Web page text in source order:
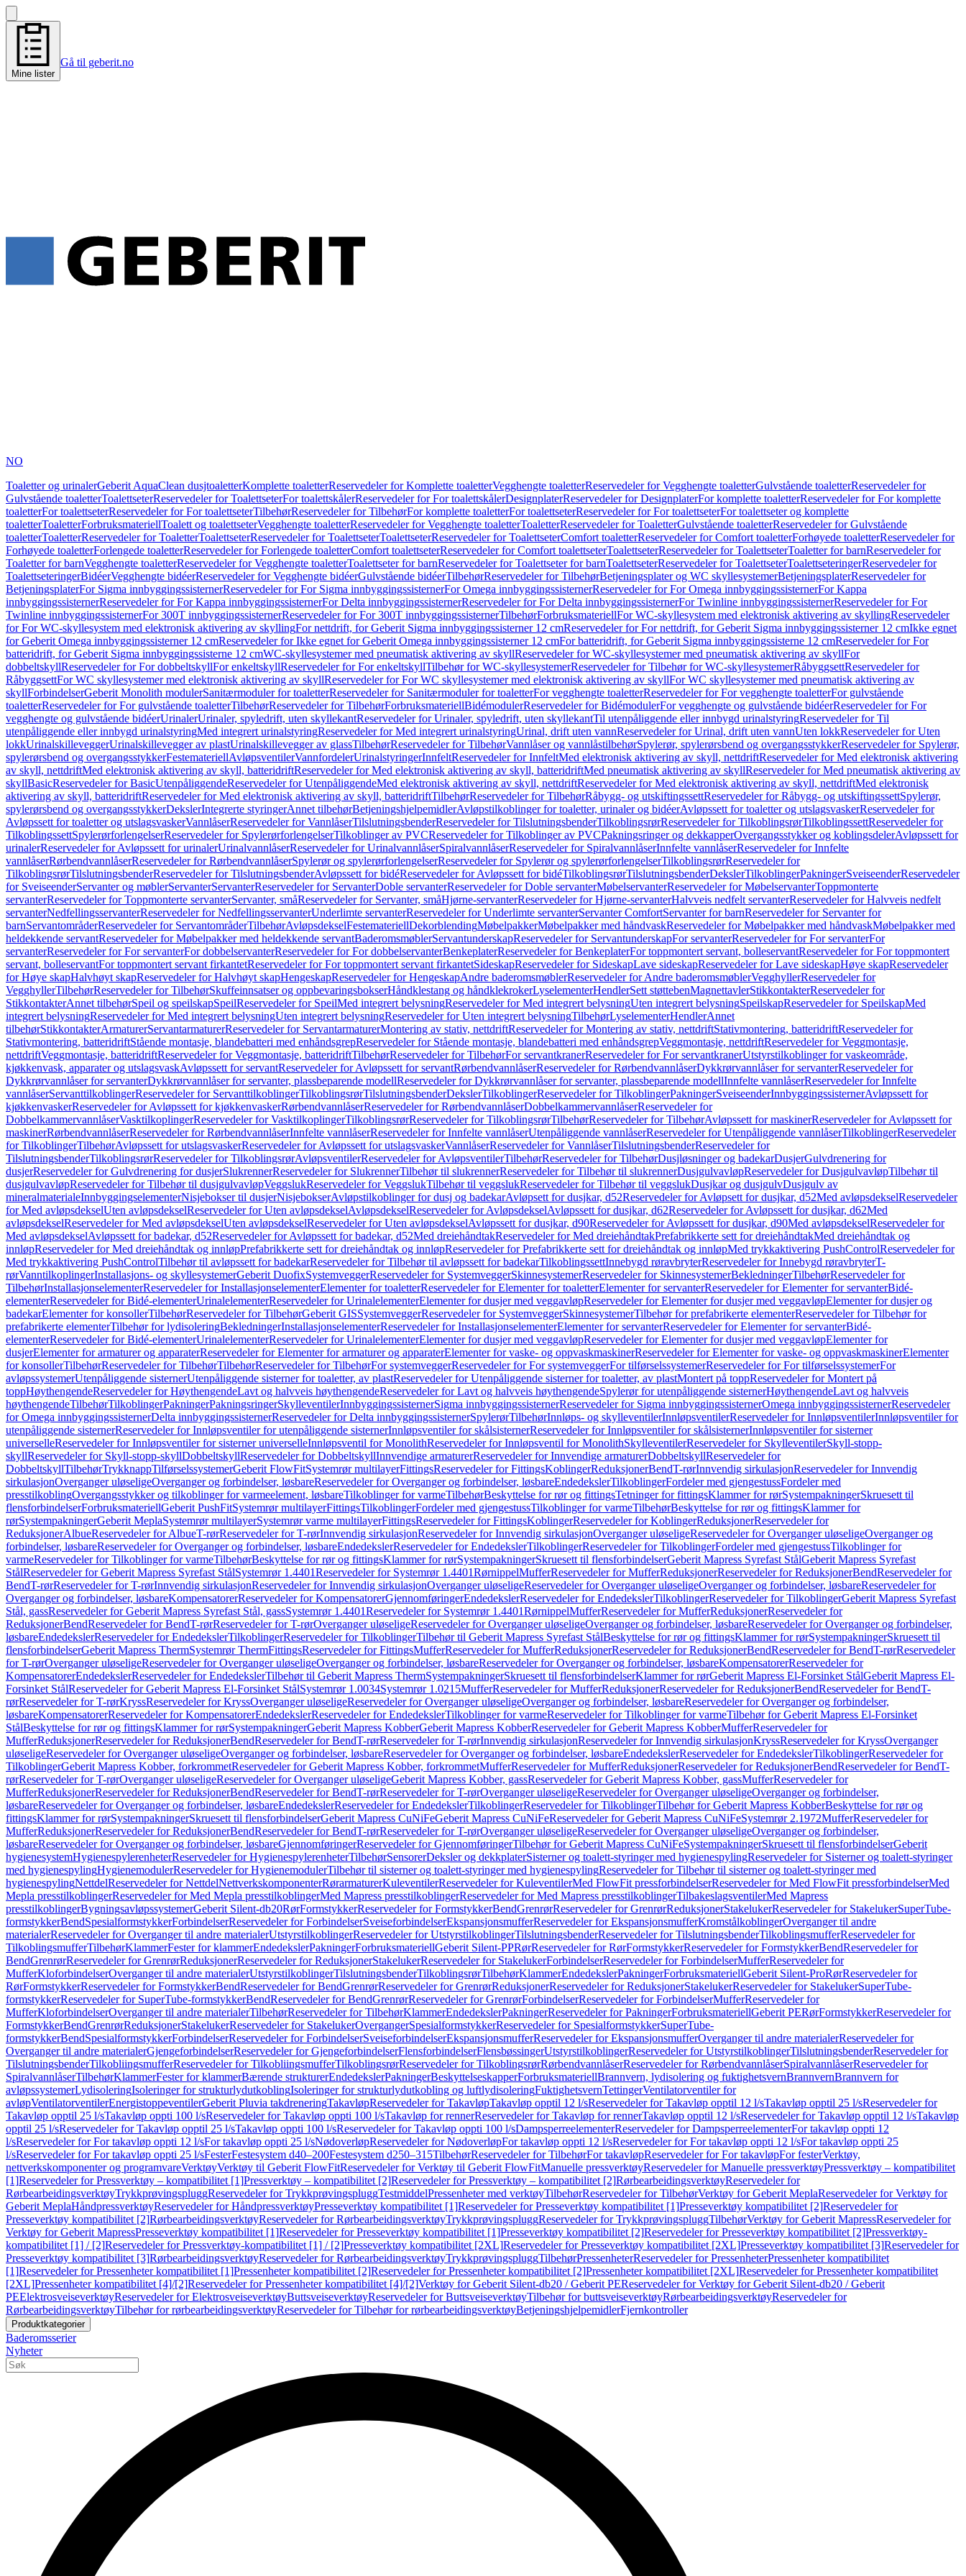
Mine lister
Gå til geberit.no
NO
Toaletter og urinalerGeberit AquaClean dusjtoaletterKomplette toaletterReservedeler for Komplette toaletterVegghengte toaletterReservedeler for Vegghengte toaletterGulvstående toaletterReservedeler for
Gulvstående toaletterToalettseterReservedeler for ToalettseterFor toalettskålerReservedeler for For toalettskålerDesignplaterReservedeler for DesignplaterFor komplette toaletterReservedeler for For komplette
toaletterFor toalettseterReservedeler for For toalettseterTilbehørReservedeler for TilbehørFor komplette toaletterFor toalettseterReservedeler for For toalettseterFor toalettseter og komplette
toaletterToaletterForbruksmateriellToalett og toalettseterVegghengte toaletterReservedeler for Vegghengte toaletterToaletterReservedeler for ToaletterGulvstående toaletterReservedeler for Gulvstående
toaletterToaletterReservedeler for ToaletterToalettseterReservedeler for ToalettseterToalettseterReservedeler for ToalettseterComfort toaletterReservedeler for Comfort toaletterForhøyede toaletterReservedeler for
Forhøyede toaletterForlengede toaletterReservedeler for Forlengede toaletterComfort toalettseterReservedeler for Comfort toalettseterToalettseterReservedeler for ToalettseterToaletter for barnReservedeler for
Toaletter for barnVegghengte toaletterReservedeler for Vegghengte toaletterToalettseter for barnReservedeler for Toalettseter for barnToalettseterReservedeler for ToalettseterToalettseteringerReservedeler for
ToalettseteringerBidéerVegghengte bidéerReservedeler for Vegghengte bidéerGulvstående bidéerTilbehørReservedeler for TilbehørBetjeningsplater og WC skyllesystemerBetjeningsplaterReservedeler for
BetjeningsplaterFor Sigma innbyggingssisternerReservedeler for For Sigma innbyggingssisternerFor Omega innbyggingssisternerReservedeler for For Omega innbyggingssisternerFor Kappa
innbyggingssisternerReservedeler for For Kappa innbyggingssisternerFor Delta innbyggingssisternerReservedeler for For Delta innbyggingssisternerFor Twinline innbyggingssisternerReservedeler for For
Twinline innbyggingssisternerFor 300T innbyggingssisternerReservedeler for For 300T innbyggingssisternerTilbehørForbruksmateriellFor WC-skyllesystem med elektronisk aktivering av skyllingReservedeler
for For WC-skyllesystem med elektronisk aktivering av skyllingFor nettdrift, for Geberit Sigma innbyggingssisterner 12 cmReservedeler for For nettdrift, for Geberit Sigma innbyggingssisterner 12 cmIkke egnet
for Geberit Omega innbyggingssisterner 12 cmReservedeler for Ikke egnet for Geberit Omega innbyggingssisterner 12 cmFor batteridrift, for Geberit Sigma innbyggingssisterne 12 cmReservedeler for For
batteridrift, for Geberit Sigma innbyggingssisterne 12 cmWC-skyllesystemer med pneumatisk aktivering av skyllReservedeler for WC-skyllesystemer med pneumatisk aktivering av skyllFor
dobbeltskyllReservedeler for For dobbeltskyllFor enkeltskyllReservedeler for For enkeltskyllTilbehør for WC-skyllesystemerReservedeler for Tilbehør for WC-skyllesystemerRåbyggsettReservedeler for
RåbyggsettFor WC skyllesystemer med elektronisk aktivering av skyllReservedeler for For WC skyllesystemer med elektronisk aktivering av skyllFor WC skyllesystemer med pneumatisk aktivering av
skyllForbindelserGeberit Monolith modulerSanitærmoduler for toaletterReservedeler for Sanitærmoduler for toaletterFor vegghengte toaletterReservedeler for For vegghengte toaletterFor gulvstående
toaletterReservedeler for For gulvstående toaletterTilbehørReservedeler for TilbehørForbruksmateriellBidémodulerReservedeler for BidémodulerFor vegghengte og gulvstående bidéerReservedeler for For
vegghengte og gulvstående bidéerUrinalerUrinaler, spyledrift, uten skyllekantReservedeler for Urinaler, spyledrift, uten skyllekantTil utenpåliggende eller innbygd urinalstyringReservedeler for Til
utenpåliggende eller innbygd urinalstyringMed integrert urinalstyringReservedeler for Med integrert urinalstyringUrinal, drift uten vannReservedeler for Urinal, drift uten vannUten lokkReservedeler for Uten
lokkUrinalskilleveggerUrinalskillevegger av plastUrinalskillevegger av glassTilbehørReservedeler for TilbehørVannlåser og vannlåstilbehørSpylerør, spylerørsbend og overgangsstykkerReservedeler for Spylerør,
spylerørsbend og overgangsstykkerFestemateriellAvløpsventilerVannfordelerUrinalstyringerInnfeltReservedeler for InnfeltMed elektronisk aktivering av skyll, nettdriftReservedeler for Med elektronisk aktivering
av skyll, nettdriftMed elektronisk aktivering av skyll, batteridriftReservedeler for Med elektronisk aktivering av skyll, batteridriftMed pneumatisk aktivering av skyllReservedeler for Med pneumatisk aktivering av
skyllBasicReservedeler for BasicUtenpåliggendeReservedeler for UtenpåliggendeMed elektronisk aktivering av skyll, nettdriftReservedeler for Med elektronisk aktivering av skyll, nettdriftMed elektronisk
aktivering av skyll, batteridriftReservedeler for Med elektronisk aktivering av skyll, batteridriftTilbehørReservedeler for TilbehørRåbygg- og utskiftingssettReservedeler for Råbygg- og utskiftingssettSpylerør,
spylerørsbend og overgangsstykkerDekslerIntegrerte styringerAnnet tilbehørBetjeningshjelpemidlerAvløpstilkoblinger for toaletter, urinaler og bidéerAvløpssett for toaletter og utslagsvaskerReservedeler for
Avløpssett for toaletter og utslagsvaskerVannlåserReservedeler for VannlåserTilslutningsbenderReservedeler for TilslutningsbenderTilkoblingsrørReservedeler for TilkoblingsrørTilkoblingssettReservedeler for
TilkoblingssettSpylerørforlengelserReservedeler for SpylerørforlengelserTilkoblinger av PVCReservedeler for Tilkoblinger av PVCPakningsringer og dekkapperOvergangsstykker og koblingsdelerAvløpssett for
urinalerReservedeler for Avløpssett for urinalerUrinalvannlåserReservedeler for UrinalvannlåserSpiralvannlåserReservedeler for SpiralvannlåserInnfelte vannlåserReservedeler for Innfelte
vannlåserRørbendvannlåserReservedeler for RørbendvannlåserSpylerør og spylerørforlengelserReservedeler for Spylerør og spylerørforlengelserTilkoblingsrørReservedeler for
TilkoblingsrørTilslutningsbenderReservedeler for TilslutningsbenderAvløpssett for bidéReservedeler for Avløpssett for bidéTilkoblingsrørTilslutningsbenderDekslerTilkoblingerPakningerSveiseenderReservedeler
for SveiseenderServanter og møblerServanterServanterReservedeler for ServanterDoble servanterReservedeler for Doble servanterMøbelservanterReservedeler for MøbelservanterToppmonterte
servanterReservedeler for Toppmonterte servanterServanter, småReservedeler for Servanter, småHjørne-servanterReservedeler for Hjørne-servanterHalvveis nedfelt servanterReservedeler for Halvveis nedfelt
servanterNedfellingsservanterReservedeler for NedfellingsservanterUnderlimte servanterReservedeler for Underlimte servanterServanter ComfortServanter for barnReservedeler for Servanter for
barnServantområderReservedeler for ServantområderTilbehørAvløpsdekselFestemateriellDekorblendingMøbelpakkerMøbelpakker med håndvaskReservedeler for Møbelpakker med håndvaskMøbelpakker med
heldekkende servantReservedeler for Møbelpakker med heldekkende servantBaderomsmøblerServantunderskapReservedeler for ServantunderskapFor servanterReservedeler for For servanterFor
servanterReservedeler for For servanterFor dobbelservanterReservedeler for For dobbelservanterBenkeplaterReservedeler for BenkeplaterFor toppmontert servant, bolleservantReservedeler for For toppmontert
servant, bolleservantFor toppmontert servant firkantetReservedeler for For toppmontert servant firkantetSideskapReservedeler for SideskapLave sideskapReservedeler for Lave sideskapHøye skapReservedeler
for Høye skapHalvhøyt skapReservedeler for Halvhøyt skapHengeskapReservedeler for HengeskapAndre baderomsmøblerReservedeler for Andre baderomsmøblerVegghyllerReservedeler for
VegghyllerTilbehørReservedeler for TilbehørSkuffeinnsatser og oppbevaringsbokserHåndklestang og håndklekrokerLyselementerHendlerSett støttebenMagnettavlerStikkontakterReservedeler for
StikkontakterAnnet tilbehørSpeil og speilskapSpeilReservedeler for SpeilMed integrert belysningReservedeler for Med integrert belysningUten integrert belysningSpeilskapReservedeler for SpeilskapMed
integrert belysningReservedeler for Med integrert belysningUten integrert belysningReservedeler for Uten integrert belysningTilbehørLyselementerHendlerAnnet
tilbehørStikkontakterArmaturerServantarmaturerReservedeler for ServantarmaturerMontering av stativ, nettdriftReservedeler for Montering av stativ, nettdriftStativmontering, batteridriftReservedeler for
Stativmontering, batteridriftStående montasje, blandebatteri med enhåndsgrepReservedeler for Stående montasje, blandebatteri med enhåndsgrepVeggmontasje, nettdriftReservedeler for Veggmontasje,
nettdriftVeggmontasje, batteridriftReservedeler for Veggmontasje, batteridriftTilbehørReservedeler for TilbehørFor servantkranerReservedeler for For servantkranerUtstyrstilkoblinger for vaskeområde,
kjøkkenvask, apparater og utslagsvaskAvløpssett for servantReservedeler for Avløpssett for servantRørbendvannlåserReservedeler for RørbendvannlåserDykkrørvannlåser for servanterReservedeler for
Dykkrørvannlåser for servanterDykkrørvannlåser for servanter, plassbeparende modellReservedeler for Dykkrørvannlåser for servanter, plassbeparende modellInnfelte vannlåserReservedeler for Innfelte
vannlåserServanttilkoblingerReservedeler for ServanttilkoblingerTilkoblingsrørTilslutningsbenderDekslerTilkoblingerReservedeler for TilkoblingerPakningerSveiseenderInnbyggingssisternerAvløpssett for
kjøkkenvaskerReservedeler for Avløpssett for kjøkkenvaskerRørbendvannlåserReservedeler for RørbendvannlåserDobbelkammervannlåserReservedeler for
DobbelkammervannlåserVasktilkoplingerReservedeler for VasktilkoplingerTilkoblingsrørReservedeler for TilkoblingsrørTilbehørReservedeler for TilbehørAvløpssett for maskinerReservedeler for Avløpssett for
maskinerRørbendvannlåserReservedeler for RørbendvannlåserInnfelte vannlåserReservedeler for Innfelte vannlåserUtenpåliggende vannlåserReservedeler for Utenpåliggende vannlåserTilkoblingerReservedeler
for TilkoblingerTilbehørAvløpssett for utslagsvaskerReservedeler for Avløpssett for utslagsvaskerVannlåserReservedeler for VannlåserTilslutningsbenderReservedeler for
TilslutningsbenderTilkoblingsrørReservedeler for TilkoblingsrørAvløpsventilerReservedeler for AvløpsventilerTilbehørReservedeler for TilbehørDusjløsninger og badekarDusjerGulvdrenering for
dusjerReservedeler for Gulvdrenering for dusjerSlukrennerReservedeler for SlukrennerTilbehør til slukrennerReservedeler for Tilbehør til slukrennerDusjgulvavløpReservedeler for DusjgulvavløpTilbehør til
dusjgulvavløpReservedeler for Tilbehør til dusjgulvavløpVeggslukReservedeler for VeggslukTilbehør til veggslukReservedeler for Tilbehør til veggslukDusjkar og dusjgulvDusjgulv av
mineralmaterialeInnbyggingselementerNisjebokser til dusjerNisjebokserAvløpstilkoblinger for dusj og badekarAvløpsett for dusjkar, d52Reservedeler for Avløpsett for dusjkar, d52Med avløpsdekselReservedeler
for Med avløpsdekselUten avløpsdekselReservedeler for Uten avløpsdekselAvløpsdekselReservedeler for AvløpsdekselAvløpssett for dusjkar, d62Reservedeler for Avløpssett for dusjkar, d62Med
avløpsdekselReservedeler for Med avløpsdekselUten avløpsdekselReservedeler for Uten avløpsdekselAvløpssett for dusjkar, d90Reservedeler for Avløpssett for dusjkar, d90Med avløpsdekselReservedeler for
Med avløpsdekselAvløpssett for badekar, d52Reservedeler for Avløpssett for badekar, d52Med dreiehåndtakReservedeler for Med dreiehåndtakPrefabrikkerte sett for dreiehåndtakMed dreiehåndtak og
innløpReservedeler for Med dreiehåndtak og innløpPrefabrikkerte sett for dreiehåndtak og innløpReservedeler for Prefabrikkerte sett for dreiehåndtak og innløpMed trykkaktivering PushControlReservedeler for
Med trykkaktivering PushControlTilbehør til avløpssett for badekarReservedeler for Tilbehør til avløpssett for badekarTilkoblingssettInnebygd røravbryterReservedeler for Innebygd røravbryterT-
rørVanntilkoplingerInstallasjons- og skyllesystemerGeberit DuofixSystemveggerReservedeler for SystemveggerSkinnesystemerReservedeler for SkinnesystemerBekledningerTilbehørReservedeler for
TilbehørInstallasjonselementerReservedeler for InstallasjonselementerElementer for toaletterReservedeler for Elementer for toaletterElementer for servanterReservedeler for Elementer for servanterBidé-
elementerReservedeler for Bidé-elementerUrinalelementerReservedeler for UrinalelementerElementer for dusjer med veggavløpReservedeler for Elementer for dusjer med veggavløpElementer for dusjer og
badekarElementer for konsollerTilbehørReservedeler for TilbehørGeberit GISSystemveggerReservedeler for SystemveggerSkinnesystemerTilbehør for prefabrikerte elementerReservedeler for Tilbehør for
prefabrikerte elementerTilbehør for lydisoleringBekledningerInstallasjonselementerReservedeler for InstallasjonselementerElementer for servanterReservedeler for Elementer for servanterBidé-
elementerReservedeler for Bidé-elementerUrinalelementerReservedeler for UrinalelementerElementer for dusjer med veggavløpReservedeler for Elementer for dusjer med veggavløpElementer for
dusjerElementer for armaturer og apparaterReservedeler for Elementer for armaturer og apparaterElementer for vaske- og oppvaskmaskinerReservedeler for Elementer for vaske- og oppvaskmaskinerElementer
for konsollerTilbehørReservedeler for TilbehørTilbehørReservedeler for TilbehørFor systemveggerReservedeler for For systemveggerFor tilførselssystemerReservedeler for For tilførselssystemerFor
avløpssystemerUtenpåliggende sisternerUtenpåliggende sisterner for toaletter, av plastReservedeler for Utenpåliggende sisterner for toaletter, av plastMontert på toppReservedeler for Montert på
toppHøythengendeReservedeler for HøythengendeLavt og halvveis høythengendeReservedeler for Lavt og halvveis høythengendeSpylerør for utenpåliggende sisternerHøythengendeLavt og halvveis
høythengendeTilbehørTilkoblingerPakningerPakningsringerSkylleventilerInnbyggingssisternerSigma innbyggingssisternerReservedeler for Sigma innbyggingssisternerOmega innbyggingssisternerReservedeler
for Omega innbyggingssisternerDelta innbyggingssisternerReservedeler for Delta innbyggingssisternerSpylerørTilbehørInnløps- og skylleventilerInnløpsventilerReservedeler for InnløpsventilerInnløpsventiler for
utenpåliggende sisternerReservedeler for Innløpsventiler for utenpåliggende sisternerInnløpsventiler for skålsisternerReservedeler for Innløpsventiler for skålsisternerInnløpsventiler for sisterner
universelleReservedeler for Innløpsventiler for sisterner universelleInnløpsventil for MonolithReservedeler for Innløpsventil for MonolithSkylleventilerReservedeler for SkylleventilerSkyll-stopp-
skyllReservedeler for Skyll-stopp-skyllDobbeltskyllReservedeler for DobbeltskyllInnvendige armaturerReservedeler for Innvendige armaturerDobbeltskyllReservedeler for
DobbeltskyllTilbehørTrykknappTilførselssystemerGeberit FlowFitSystemrør multilayerFittingsReservedeler for FittingsKoblingerReduksjonerBendT-rørInnvendig sirkulasjonReservedeler for Innvendig
sirkulasjonOverganger uløseligeOverganger og forbindelser, løsbareReservedeler for Overganger og forbindelser, løsbareEndedekslerTilkoblingerFordeler med gjengestussFordeler med
presstilkoblingOvergangsstykker og tilkoblinger for varmeelement, løsbareTilkoblinger for varmeTilbehørBeskyttelse for rør og fittingsTetninger for fittingsKlammer for rørSystempakningerSkruesett til
flensforbindelserForbruksmateriellGeberit PushFitSystemrør multilayerFittingsTilkoblingerFordeler med gjengestussTilkoblinger for varmeTilbehørBeskyttelse for rør og fittingsKlammer for
rørSystempakningerGeberit MeplaSystemrør multilayerSystemrør varme multilayerFittingsReservedeler for FittingsKoblingerReservedeler for KoblingerReduksjonerReservedeler for
ReduksjonerAlbueReservedeler for AlbueT-rørReservedeler for T-rørInnvendig sirkulasjonReservedeler for Innvendig sirkulasjonOverganger uløseligeReservedeler for Overganger uløseligeOverganger og
forbindelser, løsbareReservedeler for Overganger og forbindelser, løsbareEndedekslerReservedeler for EndedekslerTilkoblingerReservedeler for TilkoblingerFordeler med gjengestussTilkoblinger for
varmeReservedeler for Tilkoblinger for varmeTilbehørBeskyttelse for rør og fittingsKlammer for rørSystempakningerSkruesett til flensforbindelserGeberit Mapress Syrefast StålGeberit Mapress Syrefast
StålReservedeler for Geberit Mapress Syrefast StålSystemrør 1.4401Reservedeler for Systemrør 1.4401RørnippelMufferReservedeler for MufferReduksjonerReservedeler for ReduksjonerBendReservedeler for
BendT-rørReservedeler for T-rørInnvendig sirkulasjonReservedeler for Innvendig sirkulasjonOverganger uløseligeReservedeler for Overganger uløseligeOverganger og forbindelser, løsbareReservedeler for
Overganger og forbindelser, løsbareKompensatorerReservedeler for KompensatorerGjennomføringerEndedekslerReservedeler for EndedekslerTilkoblingerReservedeler for TilkoblingerGeberit Mapress Syrefast
Stål, gassReservedeler for Geberit Mapress Syrefast Stål, gassSystemrør 1.4401Reservedeler for Systemrør 1.4401RørnippelMufferReservedeler for MufferReduksjonerReservedeler for
ReduksjonerBendReservedeler for BendT-rørReservedeler for T-rørOverganger uløseligeReservedeler for Overganger uløseligeOverganger og forbindelser, løsbareReservedeler for Overganger og forbindelser,
løsbareEndedekslerReservedeler for EndedekslerTilkoblingerReservedeler for TilkoblingerTilbehør til Geberit Mapress Syrefast StålBeskyttelse for rør og fittingsKlammer for rørSystempakningerSkruesett til
flensforbindelserGeberit Mapress ThermSystemrør ThermFittingsReservedeler for FittingsMufferReservedeler for MufferReduksjonerReservedeler for ReduksjonerBendReservedeler for BendT-rørReservedeler
for T-rørOverganger uløseligeReservedeler for Overganger uløseligeOverganger og forbindelser, løsbareReservedeler for Overganger og forbindelser, løsbareKompensatorerReservedeler for
KompensatorerEndedekslerReservedeler for EndedekslerTilbehør til Geberit Mapress ThermSystempakningerSkruesett til flensforbindelserKlammer for rørGeberit Mapress El-Forsinket StålGeberit Mapress El-
Forsinket StålReservedeler for Geberit Mapress El-Forsinket StålSystemrør 1.0034Systemrør 1.0215MufferReservedeler for MufferReduksjonerReservedeler for ReduksjonerBendReservedeler for BendT-
rørReservedeler for T-rørKryssReservedeler for KryssOverganger uløseligeReservedeler for Overganger uløseligeOverganger og forbindelser, løsbareReservedeler for Overganger og forbindelser,
løsbareKompensatorerReservedeler for KompensatorerEndedekslerReservedeler for EndedekslerTilkoblinger for varmeReservedeler for Tilkoblinger for varmeTilbehør for Geberit Mapress El-Forsinket
StålBeskyttelse for rør og fittingsKlammer for rørSystempakningerGeberit Mapress KobberGeberit Mapress KobberReservedeler for Geberit Mapress KobberMufferReservedeler for
MufferReduksjonerReservedeler for ReduksjonerBendReservedeler for BendT-rørReservedeler for T-rørInnvendig sirkulasjonReservedeler for Innvendig sirkulasjonKryssReservedeler for KryssOverganger
uløseligeReservedeler for Overganger uløseligeOverganger og forbindelser, løsbareReservedeler for Overganger og forbindelser, løsbareEndedekslerReservedeler for EndedekslerTilkoblingerReservedeler for
TilkoblingerGeberit Mapress Kobber, forkrommetReservedeler for Geberit Mapress Kobber, forkrommetMufferReservedeler for MufferReduksjonerReservedeler for ReduksjonerBendReservedeler for BendT-
rørReservedeler for T-rørOverganger uløseligeReservedeler for Overganger uløseligeGeberit Mapress Kobber, gassReservedeler for Geberit Mapress Kobber, gassMufferReservedeler for
MufferReduksjonerReservedeler for ReduksjonerBendReservedeler for BendT-rørReservedeler for T-rørOverganger uløseligeReservedeler for Overganger uløseligeOverganger og forbindelser,
løsbareReservedeler for Overganger og forbindelser, løsbareEndedekslerReservedeler for EndedekslerTilkoblingerReservedeler for TilkoblingerTilbehør for Geberit Mapress KobberBeskyttelse for rør og
fittingsKlammer for rørSystempakningerSkruesett til flensforbindelserGeberit Mapress CuNiFeGeberit Mapress CuNiFeReservedeler for Geberit Mapress CuNiFeSystemrør 2.1972MufferReservedeler for
MufferReduksjonerReservedeler for ReduksjonerBendReservedeler for BendT-rørReservedeler for T-rørOverganger uløseligeReservedeler for Overganger uløseligeOverganger og forbindelser,
løsbareReservedeler for Overganger og forbindelser, løsbareGjennomføringerReservedeler for GjennomføringerTilbehør for Geberit Mapress CuNiFeSystempakningerSkruesett til flensforbindelserGeberit
hygienesystemHygienespylerenheterReservedeler for HygienespylerenheterTilbehørSensorerDeksler og dekkplaterSisterner og toalett-styringer med hygienespylingReservedeler for Sisterner og toalett-styringer
med hygienespylingHygienemodulerReservedeler for HygienemodulerTilbehør til sisterner og toalett-styringer med hygienespylingReservedeler for Tilbehør til sisterner og toalett-styringer med
hygienespylingNettdelReservedeler for NettdelNettverkskomponenterRørarmaturerKuleventilerReservedeler for KuleventilerMed FlowFit pressforbindelserReservedeler for Med FlowFit pressforbindelserMed
Mepla presstilkoblingerReservedeler for Med Mepla presstilkoblingerMed Mapress presstilkoblingerReservedeler for Med Mapress presstilkoblingerTilbakeslagsventilerMed Mapress
presstilkoblingerBygningsavløpssystemerGeberit Silent-db20RørFormstykkerReservedeler for FormstykkerBendGrenrørReservedeler for GrenrørReduksjonerStakelukerReservedeler for StakelukerSuperTube-
formstykkerBendSpesialformstykkerForbindelserReservedeler for ForbindelserSveiseforbindelserEkspansjonsmufferReservedeler for EkspansjonsmufferKromstålkoblingerOverganger til andre
materialerReservedeler for Overganger til andre materialerUtstyrstilkoblingerReservedeler for UtstyrstilkoblingerTilslutningsbenderReservedeler for TilslutningsbenderTilkoblingsmufferReservedeler for
TilkoblingsmufferTilbehørKlammerFester for klammerEndedekslerPakningerForbruksmateriellGeberit Silent-PPRørReservedeler for RørFormstykkerReservedeler for FormstykkerBendReservedeler for
BendGrenrørReservedeler for GrenrørReduksjonerReservedeler for ReduksjonerStakelukerReservedeler for StakelukerForbindelserReservedeler for ForbindelserMufferReservedeler for
MufferKloforbindelserOverganger til andre materialerUtstyrstilkoblingerTilslutningsbenderTilkoblingsrørTilbehørKlammerEndedekslerPakningerForbruksmateriellGeberit Silent-ProRørReservedeler for
RørFormstykkerReservedeler for FormstykkerBendReservedeler for BendGrenrørReservedeler for GrenrørReduksjonerReservedeler for ReduksjonerStakelukerReservedeler for StakelukerSuperTube-
formstykkerReservedeler for SuperTube-formstykkerBendReservedeler for BendGrenrørReservedeler for GrenrørForbindelserReservedeler for ForbindelserMufferReservedeler for
MufferKloforbindelserOverganger til andre materialerTilbehørReservedeler for TilbehørKlammerEndedekslerPakningerReservedeler for PakningerForbruksmateriellGeberit PERørFormstykkerReservedeler for
FormstykkerBendGrenrørReduksjonerStakelukerReservedeler for StakelukerOvergangerSpesialformstykkerReservedeler for SpesialformstykkerSuperTube-
formstykkerBendSpesialformstykkerForbindelserReservedeler for ForbindelserSveiseforbindelserEkspansjonsmufferReservedeler for EkspansjonsmufferOverganger til andre materialerReservedeler for
Overganger til andre materialerGjengeforbindelserReservedeler for GjengeforbindelserFlensforbindelserFlensbøssingerUtstyrstilkoblingerReservedeler for UtstyrstilkoblingerTilslutningsbenderReservedeler for
TilslutningsbenderTilkobliingsmufferReservedeler for TilkobliingsmufferTilkoblingsrørReservedeler for TilkoblingsrørRørbendvannlåserReservedeler for RørbendvannlåserSpiralvannlåserReservedeler for
SpiralvannlåserTilbehørKlammerFester for klammerBærende strukturerEndedekslerPakningerBeskyttelseskapperForbruksmateriellBrannvern, lydisolering og fuktighetsvernBrannvernBrannvern for
avløpssystemerLydisoleringIsoleringer for strukturlydutkoblingIsoleringer for strukturlydutkobling og luftlydisoleringFuktighetsvernTettingerVentilatorventiler for
avløpVentilatorventilerEnergistoppeventilerGeberit Pluvia takdreneringTakavløpReservedeler for TakavløpTakavløp opptil 12 l/sReservedeler for Takavløp opptil 12 l/sTakavløp opptil 25 l/sReservedeler for
Takavløp opptil 25 l/sTakavløp oppti 100 l/sReservedeler for Takavløp oppti 100 l/sTakavløp for rennerReservedeler for Takavløp for rennerTakavløp opptil 12 l/sReservedeler for Takavløp opptil 12 l/sTakavløp
opptil 25 l/sReservedeler for Takavløp opptil 25 l/sTakavløp oppti 100 l/sReservedeler for Takavløp oppti 100 l/sDampsperreelementerReservedeler for DampsperreelementerFor takavløp oppti 12
l/sReservedeler for For takavløp oppti 12 l/sFor takavløp oppti 25 l/sNødoverløpReservedeler for NødoverløpFor takavløp oppti 12 l/sReservedeler for For takavløp oppti 12 l/sFor takavløp oppti 25
l/sReservedeler for For takavløp oppti 25 l/sFesterFestesystem d40–200Festesystem d250–315TilbehørReservedeler for TilbehørFor takavløpReservedeler for For takavløpFor festerVerktøy,
nettverkskomponenter og programvareVerktøyVerktøy til Geberit FlowFitReservedeler for Verktøy til Geberit FlowFitManuelle pressverktøyReservedeler for Manuelle pressverktøyPressverktøy – kompatibilitet
[1]Reservedeler for Pressverktøy – kompatibilitet [1]Pressverktøy – kompatibilitet [2]Reservedeler for Pressverktøy – kompatibilitet [2]RørbearbeidingsverktøyReservedeler for
RørbearbeidingsverktøyTrykkprøvingspluggReservedeler for TrykkprøvingspluggTestmiddelPressenheter med verktøyTilbehørReservedeler for TilbehørVerktøy for Geberit MeplaReservedeler for Verktøy for
Geberit MeplaHåndpressverktøyReservedeler for HåndpressverktøyPresseverktøy kompatibilitet [1]Reservedeler for Presseverktøy kompatibilitet [1]Presseverktøy kompatibilitet [2]Reservedeler for
Presseverktøy kompatibilitet [2]RørbearbeidingsverktøyReservedeler for RørbearbeidingsverktøyTrykkprøvingspluggReservedeler for TrykkprøvingspluggTilbehørVerktøy for Geberit MapressReservedeler for
Verktøy for Geberit MapressPresseverktøy kompatibilitet [1]Reservedeler for Presseverktøy kompatibilitet [1]Presseverktøy kompatibilitet [2]Reservedeler for Presseverktøy kompatibilitet [2]Pressverktøy-
kompatibilitet [1] / [2]Reservedeler for Pressverktøy-kompatibilitet [1] / [2]Presseverktøy kompatibilitet [2XL]Reservedeler for Presseverktøy kompatibilitet [2XL]Presseverktøy kompatibilitet [3]Reservedeler for
Presseverktøy kompatibilitet [3]RørbearbeidingsverktøyReservedeler for RørbearbeidingsverktøyTrykkprøvingspluggTilbehørPressenheterReservedeler for PressenheterPressenheter kompatibilitet
[1]Reservedeler for Pressenheter kompatibilitet [1]Pressenheter kompatibilitet [2]Reservedeler for Pressenheter kompatibilitet [2]Pressenheter kompatibilitet [2XL]Reservedeler for Pressenheter kompatibilitet
[2XL]Pressenheter kompatibilitet [4]/[2]Reservedeler for Pressenheter kompatibilitet [4]/[2]Verktøy for Geberit Silent-db20 / Geberit PEReservedeler for Verktøy for Geberit Silent-db20 / Geberit
PEElektrosveiseverktøyReservedeler for ElektrosveiseverktøyButtsveiseverktøyReservedeler for ButtsveiseverktøyTilbehør for buttsveiseverktøyRørbearbeidingsverktøyReservedeler for
RørbearbeidingsverktøyTilbehør for rørbearbeidingsverktøyReservedeler for Tilbehør for rørbearbeidingsverktøyBetjeningshjelpemidlerFjernkontroller
Produktkategorier
Baderomsserier
Nyheter